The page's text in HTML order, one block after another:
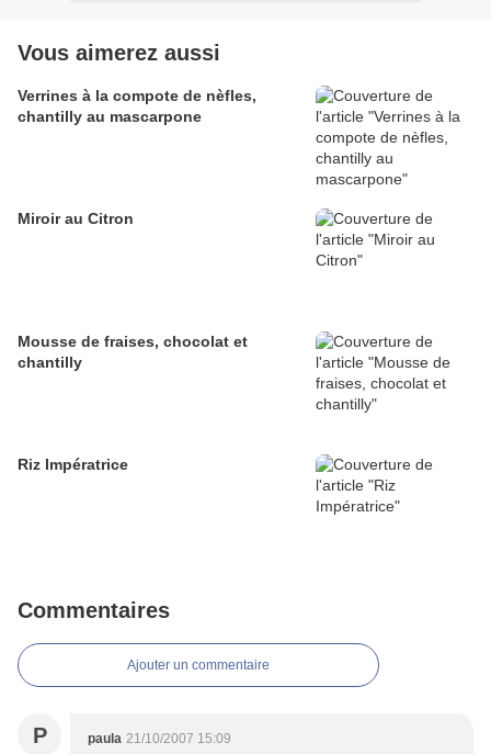
Vous aimerez aussi
Verrines à la compote de nèfles,
chantilly au mascarpone
Miroir au Citron
Mousse de fraises, chocolat et
chantilly
Riz Impératrice
Commentaires
Ajouter un commentaire
P paula 21/10/2007 15:09